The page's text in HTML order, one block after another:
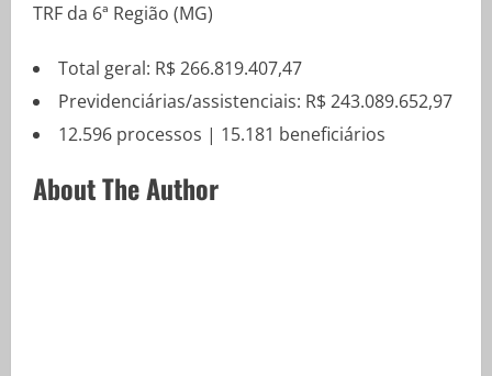
TRF da 6ª Região (MG)
Total geral: R$ 266.819.407,47
Previdenciárias/assistenciais: R$ 243.089.652,97
12.596 processos | 15.181 beneficiários
About The Author